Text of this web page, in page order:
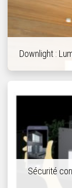
Downlight :
Sécurité